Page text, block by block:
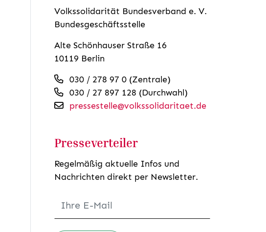
Volkssolidarität Bundesverband e. V.
Bundesgeschäftsstelle
Alte Schönhauser Straße 16
10119 Berlin
030 / 278 97 0 (Zentrale)
030 / 27 897 128 (Durchwahl)
pressestelle@volkssolidaritaet.de
Presseverteiler
Regelmäßig aktuelle Infos und
Nachrichten direkt per Newsletter.